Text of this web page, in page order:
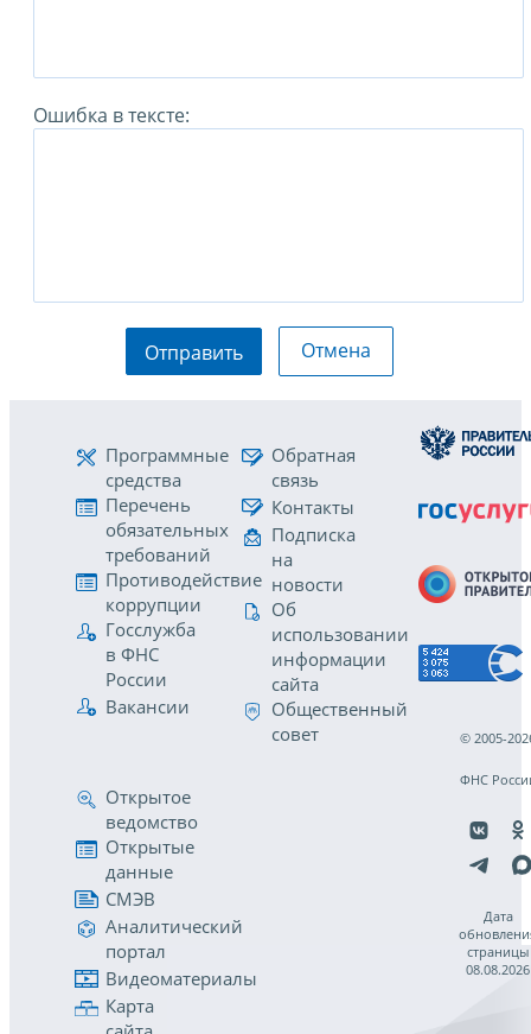
Ошибка в тексте:
Отправить Отмена
Программные
средства
Перечень
обязательных
требований
Противодействие
коррупции
Госслужба
в ФНС
России
Вакансии
Обратная
связь
Контакты
Подписка
на
новости
Об
использовании
информации
сайта
Общественный
совет
Открытое
ведомство
Открытые
данные
СМЭВ
Аналитический
портал
Видеоматериалы
Карта
© 2005-
ФНС
Дата
страницы
08.08.2026